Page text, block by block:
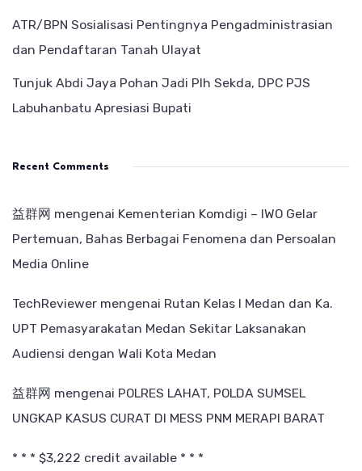
ATR/BPN Sosialisasi Pentingnya Pengadministrasian
dan Pendaftaran Tanah Ulayat
Tunjuk Abdi Jaya Pohan Jadi Plh Sekda, DPC PJS
Labuhanbatu Apresiasi Bupati
Recent Comments
益群网 mengenai Kementerian Komdigi – IWO Gelar
Pertemuan, Bahas Berbagai Fenomena dan Persoalan
Media Online
TechReviewer mengenai Rutan Kelas I Medan dan Ka.
UPT Pemasyarakatan Medan Sekitar Laksanakan
Audiensi dengan Wali Kota Medan
益群网 mengenai POLRES LAHAT, POLDA SUMSEL
UNGKAP KASUS CURAT DI MESS PNM MERAPI BARAT
* * * $3,222 credit available * * *